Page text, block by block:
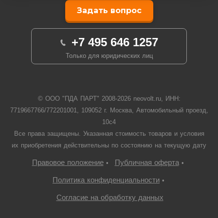
Задать вопрос
+7 495 646 1257
Только для юридических лиц
© ООО "ПДА ПАРТ" 2008-2026neovolt.ru, ИНН:
7719667766/772201001, 109052 г. Москва, Автомобильный проезд,
10с4
Все права защищены. Указанная стоимость товаров и условия
их приобретения действительны по состоянию на текущую дату
Правовое положение• Публичная оферта•
Политика конфиденциальности •
Согласие на обработку данных